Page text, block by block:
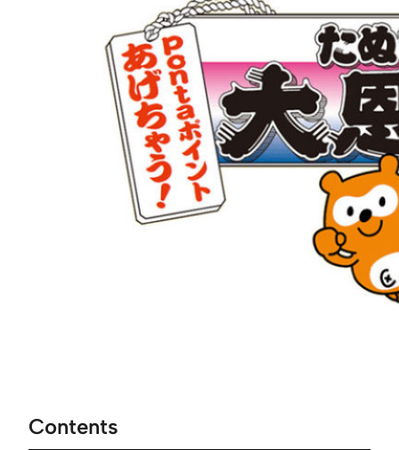
Contents